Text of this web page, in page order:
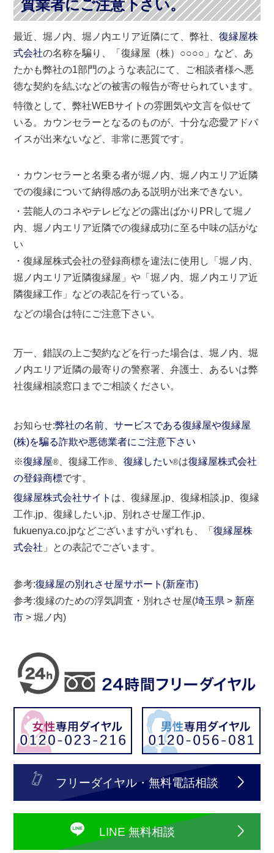
質業者にご注意下さい。
最近、堀ノ内、堀ノ内エリア近隣にて、弊社、復縁屋株
式会社の名称を騙り、「復縁屋（株）○○○○」など、あ
たかも弊社の1部門のような表記にて、ご相談者様へ悪
徳な契約を結ぶなどの被害の報告が寄せられています。
特徴として、弊社WEBサイトの雰囲気や文言を似せて
いる。カウンセラーとなるのものが、十分な恋愛アドバ
イスが出来ないなど、非常に悪質です。
・カウンセラーと名乗る者が堀ノ内、堀ノ内エリア近隣
での復縁について納得感のある説明が出来できない。
・芸能人のコネやテレビなどの露出ばかりPRして堀ノ
内、堀ノ内エリア近隣での復縁成功に至る中味の話がな
い
・復縁屋株式会社の登録商標を違法に使用し「堀ノ内、
堀ノ内エリア近隣復縁屋」や「堀ノ内、堀ノ内エリア近
隣復縁工作」などの表記を行っている。
などの場合は特にご注意下さい。
万一、錯誤の上ご契約などを行った場合は、堀ノ内、堀
ノ内エリア近隣の最寄りの警察署、弁護士、あるいは弊
社復縁相談窓口までご相談ください。
お知らせ:弊社の名前、サービスである復縁屋や復縁屋
(株)を騙る詐欺や悪徳業者にご注意下さい
※復縁屋® 、復縁工作® 、復縁したい®は復縁屋株式会社
の登録商標です。
復縁屋株式会社サイト は、復縁屋.jp、復縁相談.jp、復縁
工作.jp、復縁したい.jp、別れさせ屋工作.jp、
fukuenya.co.jpなどございますがいずれも、「復縁屋株
式会社 」との表記でございます。
参考:復縁屋の別れさせ屋サポート(新座市)
参考:復縁のための浮気調査・別れさせ屋(埼玉県 > 新座
市 > 堀ノ内)
フリーダイヤル・無料電話相談
LINE 無料相談